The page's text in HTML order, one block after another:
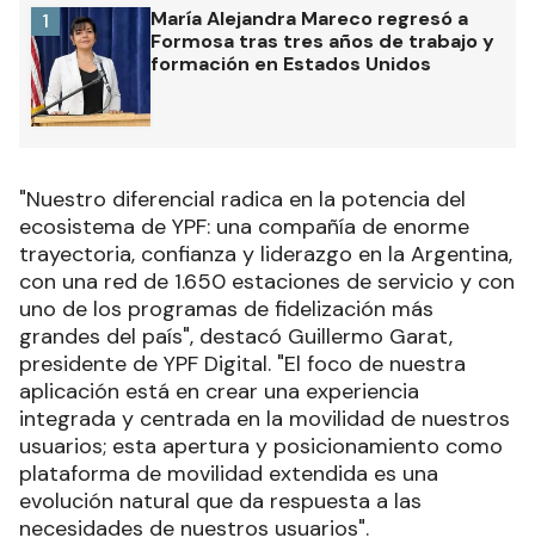
María Alejandra Mareco regresó a
Formosa tras tres años de trabajo y
formación en Estados Unidos
1
"Nuestro diferencial radica en la potencia del
ecosistema de YPF: una compañía de enorme
trayectoria, confianza y liderazgo en la Argentina,
con una red de 1.650 estaciones de servicio y con
uno de los programas de fidelización más
grandes del país", destacó Guillermo Garat,
presidente de YPF Digital. "El foco de nuestra
aplicación está en crear una experiencia
integrada y centrada en la movilidad de nuestros
usuarios; esta apertura y posicionamiento como
plataforma de movilidad extendida es una
evolución natural que da respuesta a las
necesidades de nuestros usuarios".